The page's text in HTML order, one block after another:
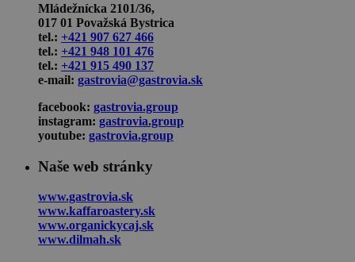
Mládežnícka 2101/36,
017 01 Považská Bystrica
tel.: +421 907 627 466
tel.: +421 948 101 476
tel.: +421 915 490 137
e-mail: gastrovia@gastrovia.sk
facebook: gastrovia.group
instagram: gastrovia.group
youtube: gastrovia.group
Naše web stránky
www.gastrovia.sk
www.kaffaroastery.sk
www.organickycaj.sk
www.dilmah.sk